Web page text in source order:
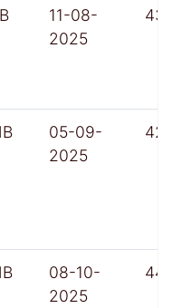
11-08-
2025
05-09-
2025
08-10-
2025